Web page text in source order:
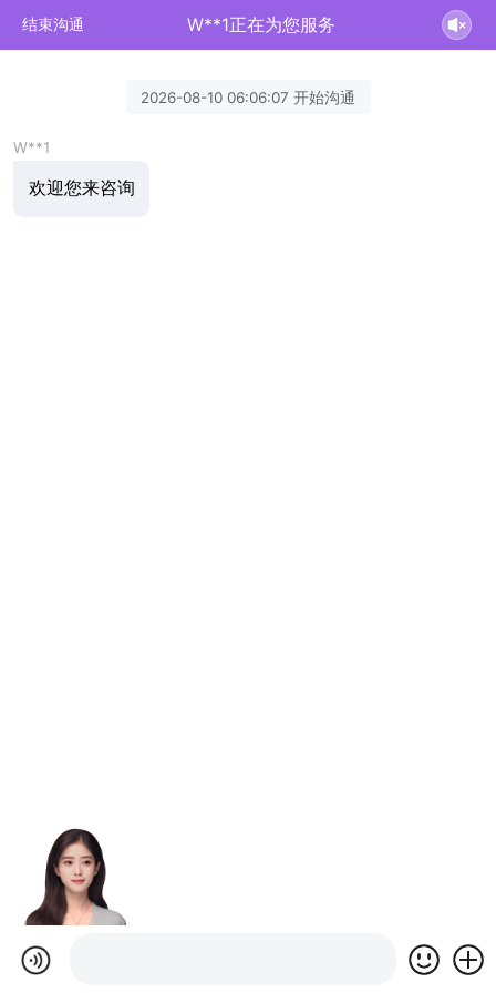
结束沟通 W**1正在为您服务
2026-08-10 06:06:07 开始沟通
W**1
欢迎您来咨询